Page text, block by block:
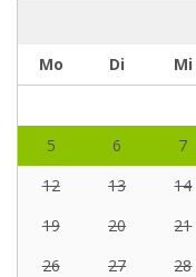
Mo
Di Mi
5
6 7
12
13 14
19
20 21
26
27 28